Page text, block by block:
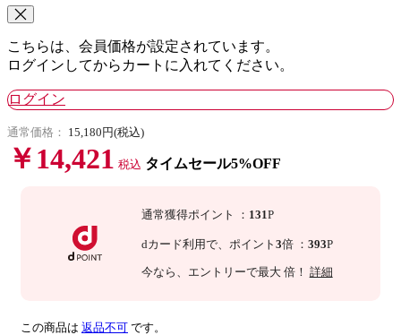
こちらは、会員価格が設定されています。
ログインしてからカートに入れてください。
ログイン
通常価格： 15,180円(税込)
￥14,421 税込 タイムセール5%OFF
通常獲得ポイント ： 131P
dカード利用で、 ポイント 3倍 ： 393P
今なら 、エントリーで最大 倍！ 詳細
この商品は 返品不可 です。